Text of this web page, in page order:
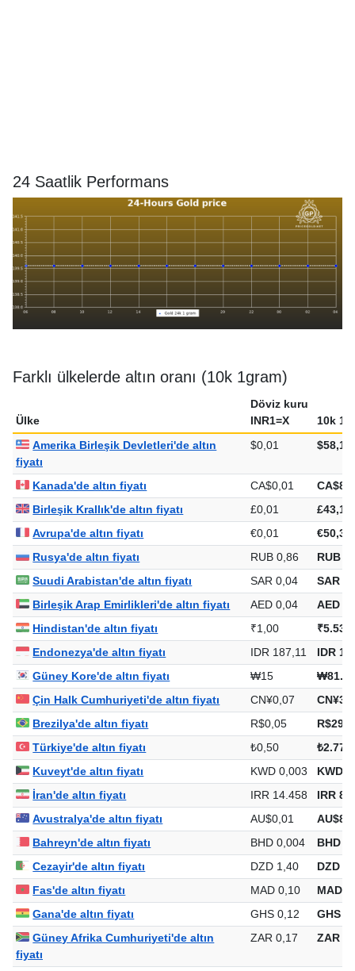
24 Saatlik Performans
Farklı ülkelerde altın oranı (10k 1gram)
Ülke
Döviz kuru
INR1=X
10k
Amerika Birleşik Devletleri'de altın
fiyatı
$0,01 $58,17
Kanada'de altın fiyatı CA$0,01
Birleşik Krallık'de altın fiyatı
£0,01
£43,12
Avrupa'de altın fiyatı
€0,01
€50,31
Rusya'de altın fiyatı
RUB 0,86
RUB
Suudi Arabistan'de altın fiyatı
SAR 0,04
SAR
Birleşik Arap Emirlikleri'de altın fiyatı
AED 0,04
AED
Hindistan'de altın fiyatı
₹1,00
Endonezya'de altın fiyatı
IDR 187,11
IDR
Güney Kore'de altın fiyatı
₩15
Çin Halk Cumhuriyeti'de altın fiyatı
CN¥0,07
Brezilya'de altın fiyatı
R$0,05
Türkiye'de altın fiyatı
₺0,50
Kuveyt'de altın fiyatı
KWD 0,003
KWD
İran'de altın fiyatı
IRR 14.458
IRR
Avustralya'de altın fiyatı
AU$0,01
Bahreyn'de altın fiyatı
BHD 0,004
BHD
Cezayir'de altın fiyatı
DZD 1,40
DZD
Fas'de altın fiyatı
MAD 0,10
MAD
Gana'de altın fiyatı
GHS 0,12
GHS
Güney Afrika Cumhuriyeti'de altın
fiyatı
ZAR 0,17 ZAR